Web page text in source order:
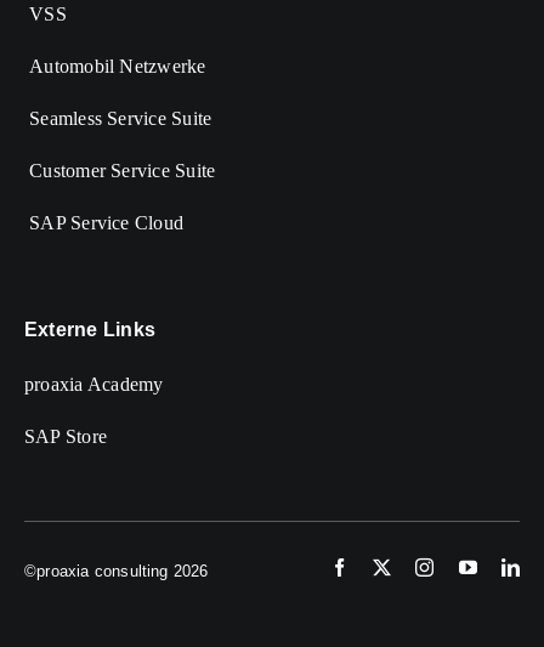
VSS
Automobil Netzwerke
Seamless Service Suite
Customer Service Suite
SAP Service Cloud
Externe Links
proaxia Academy
SAP Store
©proaxia consulting 2026